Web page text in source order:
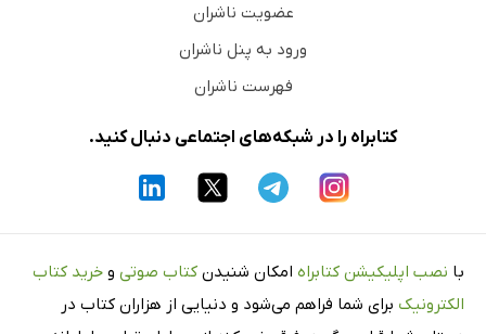
عضویت ناشران
ورود به پنل ناشران
فهرست ناشران
کتابراه را در شبکه‌های اجتماعی دنبال کنید.
با نصب اپلیکیشن کتابراه امکان شنیدن کتاب صوتی و خرید کتاب
الکترونیک برای شما فراهم می‌شود و دنیایی از هزاران کتاب در